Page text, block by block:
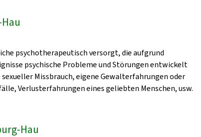
psychotherapeutisch versorgt, die aufgrund
psychische Probleme und Störungen entwickelt
Missbrauch, eigene Gewalterfahrungen oder
Verlusterfahrungen eines geliebten Menschen, usw.
Hau